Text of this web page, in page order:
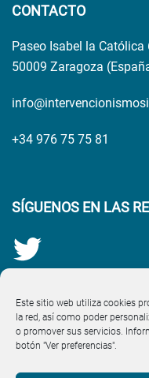
Este sitio web utiliza cookies
la red, así como poder
o promover sus servicios.
botón "Ver preferencias".
CONTACTO
Paseo Isabel la Católica
50009 Zaragoza
+34 976 75 75 81
SÍGUENOS EN LAS